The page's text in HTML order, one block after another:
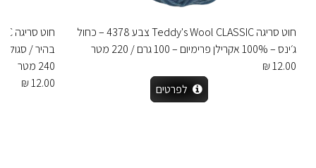
חוט סריגה Teddy's Wool CLASSIC צבע 4378 – כחול
ג׳ינס – 100% אקרילן פרימיום – 100 גרם / 220 מטר
12.00 ₪
לפרטים
240 מטר
12.00 ₪